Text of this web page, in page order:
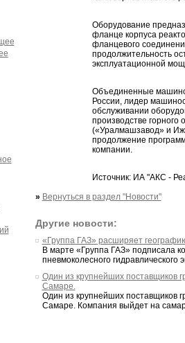
Оборудование
фланце корпуса
фланцевого
продолжительность
эксплуатационной
Объединенные
России, лидер
обслуживании
производстве
(«Уралмашзавод» и
продолжение
компании.
Источник: ИА "АКС -
» Вернуться в раздел "Новости"
Другие новости:
«Группа ГАЗ» расширяет
В марте «Группа ГАЗ» подписала
пневмоколесного гидравлического
Один из крупнейших поставщиков
Самаре.
Один из крупнейших поставщиков
Самаре. Компания выйдет на